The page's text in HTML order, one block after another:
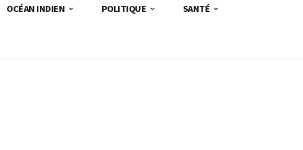
OCÉAN INDIEN POLITIQUE SANTÉ